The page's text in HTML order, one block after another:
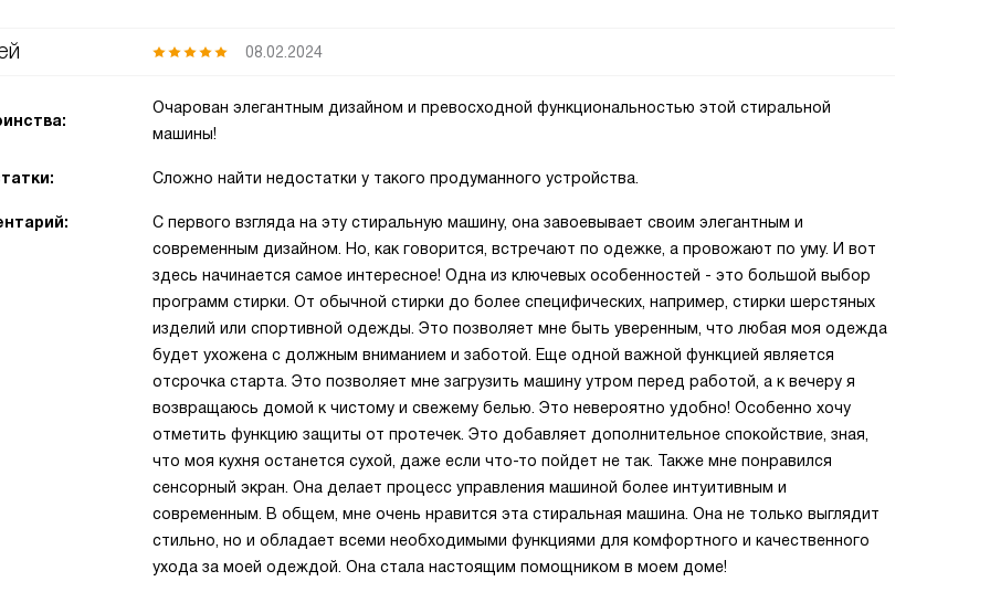
08.02.2024
Очарован элегантным дизайном и превосходной функциональностью этой стиральной
машины!
Сложно найти недостатки у такого продуманного устройства.
С первого взгляда на эту стиральную машину, она завоевывает своим элегантным и
современным дизайном. Но, как говорится, встречают по одежке, а провожают по уму. И вот
здесь начинается самое интересное! Одна из ключевых особенностей - это большой выбор
программ стирки. От обычной стирки до более специфических, например, стирки шерстяных
изделий или спортивной одежды. Это позволяет мне быть уверенным, что любая моя одежда
будет ухожена с должным вниманием и заботой. Еще одной важной функцией является
отсрочка старта. Это позволяет мне загрузить машину утром перед работой, а к вечеру я
возвращаюсь домой к чистому и свежему белью. Это невероятно удобно! Особенно хочу
отметить функцию защиты от протечек. Это добавляет дополнительное спокойствие, зная,
что моя кухня останется сухой, даже если что-то пойдет не так. Также мне понравился
сенсорный экран. Она делает процесс управления машиной более интуитивным и
современным. В общем, мне очень нравится эта стиральная машина. Она не только выглядит
стильно, но и обладает всеми необходимыми функциями для комфортного и качественного
ухода за моей одеждой. Она стала настоящим помощником в моем доме!